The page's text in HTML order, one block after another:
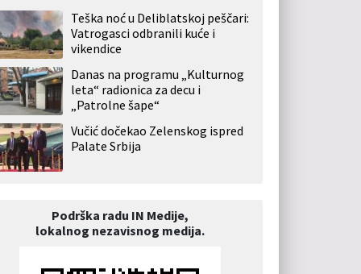
Teška noć u Deliblatskoj peščari:
Vatrogasci odbranili kuće i
vikendice
Danas na programu „Kulturnog
leta“ radionica za decu i
„Patrolne šape“
Vučić dočekao Zelenskog ispred
Palate Srbija
Podrška radu IN Medije,
lokalnog nezavisnog medija.